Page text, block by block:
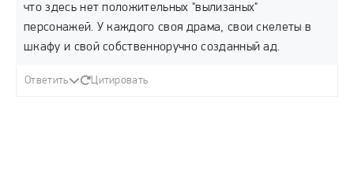
что здесь нет положительных "вылизаных"
персонажей. У каждого своя драма, свои скелеты в
шкафу и свой собственноручно созданный ад.
Ответить Цитировать